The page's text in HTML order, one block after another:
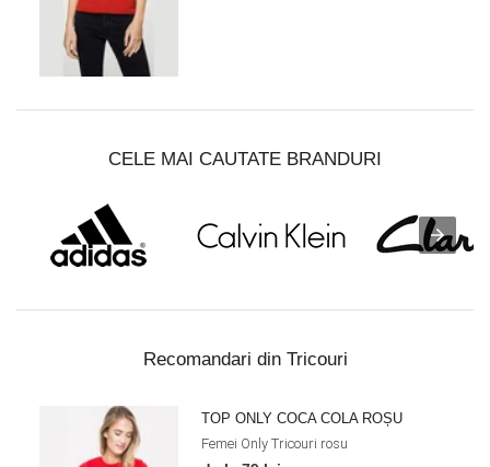
CELE MAI CAUTATE BRANDURI
Recomandari din Tricouri
TOP ONLY COCA COLA ROȘU
Femei Only Tricouri rosu